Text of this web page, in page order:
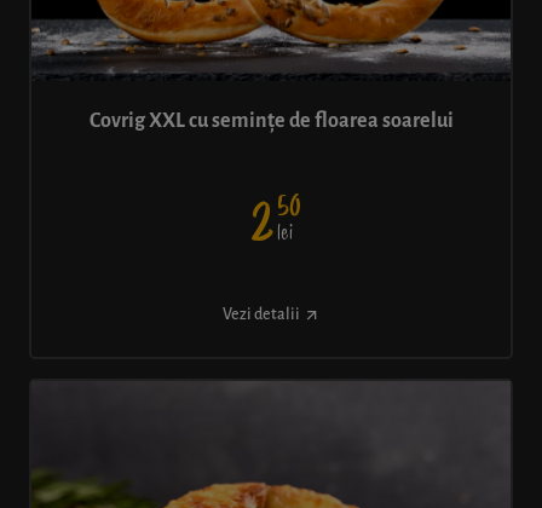
Covrig XXL cu semințe de floarea soarelui
250
lei
Vezi detalii